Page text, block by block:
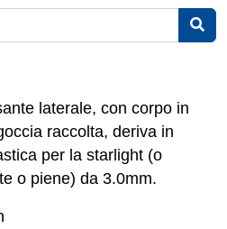
laterale, con corpo in
raccolta, deriva in
per la starlight (o
o piene) da 3.0mm.